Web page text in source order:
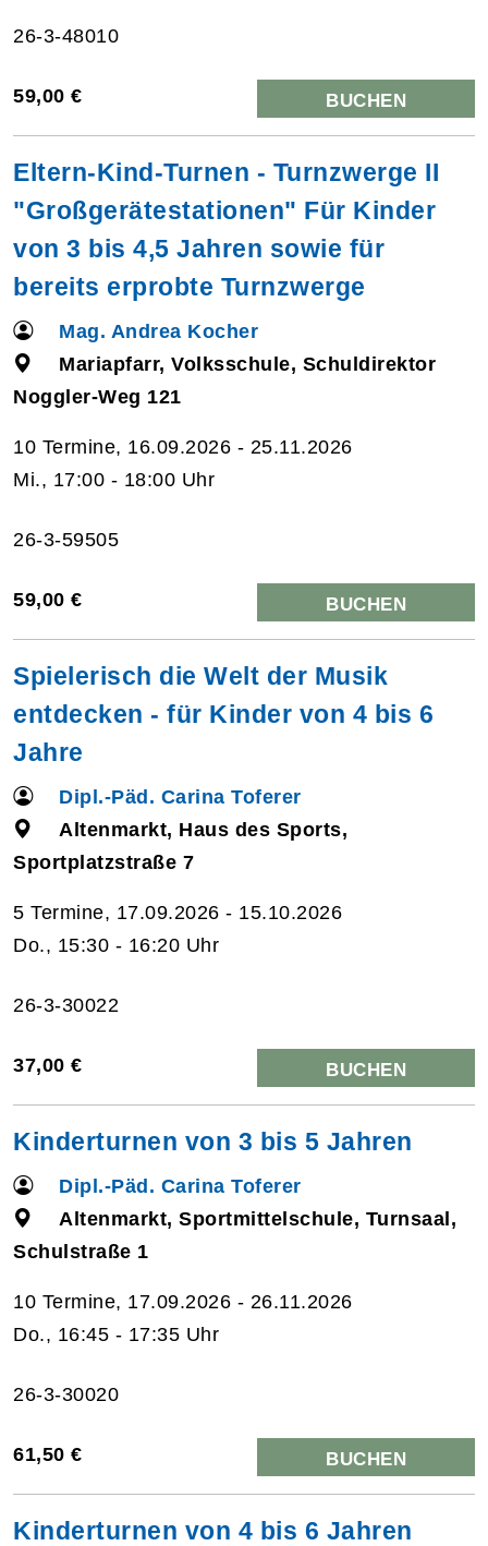
26-3-48010
59,00 € BUCHEN
Eltern-Kind-Turnen - Turnzwerge II
"Großgerätestationen" Für Kinder
von 3 bis 4,5 Jahren sowie für
bereits erprobte Turnzwerge
Mag. Andrea Kocher
Mariapfarr, Volksschule, Schuldirektor
Noggler-Weg 121
10 Termine, 16.09.2026 - 25.11.2026
Mi., 17:00 - 18:00 Uhr
26-3-59505
59,00 € BUCHEN
Spielerisch die Welt der Musik
entdecken - für Kinder von 4 bis 6
Jahre
Dipl.-Päd. Carina Toferer
Altenmarkt, Haus des Sports,
Sportplatzstraße 7
5 Termine, 17.09.2026 - 15.10.2026
Do., 15:30 - 16:20 Uhr
26-3-30022
37,00 € BUCHEN
Kinderturnen von 3 bis 5 Jahren
Dipl.-Päd. Carina Toferer
Altenmarkt, Sportmittelschule, Turnsaal,
Schulstraße 1
10 Termine, 17.09.2026 - 26.11.2026
Do., 16:45 - 17:35 Uhr
26-3-30020
61,50 € BUCHEN
Kinderturnen von 4 bis 6 Jahren